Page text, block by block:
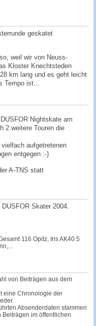
geskatet
weil wir von Neuss-
Kloster Knechtsteden
km lang und es geht leicht
Tempo ist...
Nightskate am
2 weitere Touren die
aufgetretenen
entgege­n :-)
A-TNS statt
Skater 2004.
116 Opitz, IrisAK40 5
von Beiträgen aus dem
eine Chronologie der
Absenderdaten stammen
im öffentlichen